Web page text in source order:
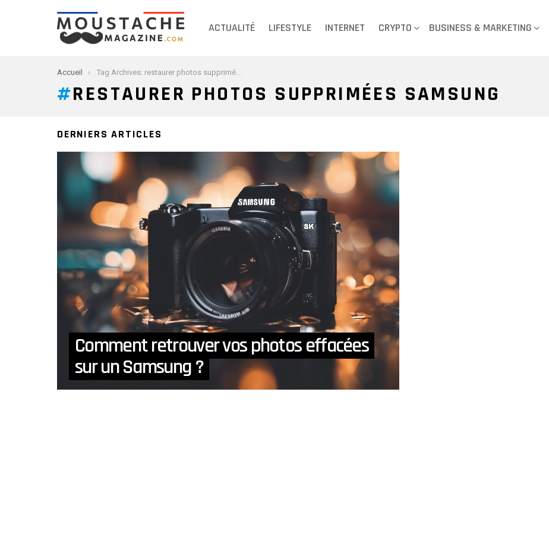
ACTUALITÉ LIFESTYLE INTERNET CRYPTO BUSINESS & MARKETING
You are here:
Accueil Tag Archives: restaurer photos supprimées samsung
RESTAURER PHOTOS SUPPRIMÉES SAMSUNG
DERNIERS ARTICLES
Comment retrouver vos photos effacées
sur un Samsung ?